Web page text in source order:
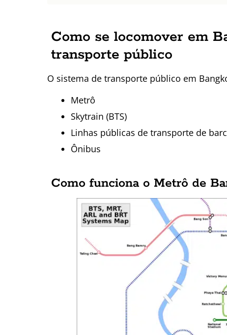
Como se locomover em
transporte público
O sistema de transporte público em
Metrô
Skytrain (BTS)
Linhas públicas de transporte de
Ônibus
Como funciona o Metrô de